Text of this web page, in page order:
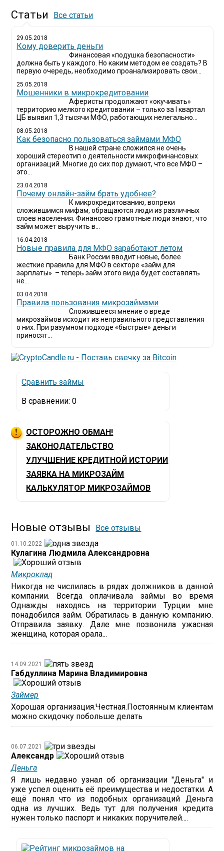
Статьи Все статьи
29.05.2018
Кому доверить деньги
Финансовая «подушка безопасности»
должна быть у каждого. Но каким методом ее создать? В
первую очередь, необходимо проанализировать свои...
25.05.2018
Мошенники в микрокредитовании
Аферисты продолжают «окучивать»
территорию мелкого кредитовании – только за I квартал
ЦБ выявил 1,3 тысячи МФО, работающих нелегально...
08.05.2018
Как безопасно пользоваться займами МФО
В нашей стране сложился не очень
хороший стереотип о деятельности микрофинансовых
организаций. Многие до сих пор думают, что все МФО –
это...
23.04.2018
Почему онлайн-займ брать удобнее?
К микрокредитованию, вопреки
сложившимся мифам, обращаются люди из различных
слоев населения. Финансово грамотные люди знают, что
займ может выручить в...
16.04.2018
Новые правила для МФО заработают летом
Банк России вводит новые, более
жесткие правила для МФО в секторе «займ для
зарплаты» – теперь займ этого вида будет составлять
не...
03.04.2018
​Правила пользования микрозаймами
Сложившееся мнение о вреде
микрозаймов исходит из неправильного представления
о них. При разумном подходе «быстрые» деньги
приносят...
Сравнить займы
В сравнении:0
ОСТОРОЖНО ОБМАН!
ЗАКОНОДАТЕЛЬСТВО
УЛУЧШЕНИЕ КРЕДИТНОЙ ИСТОРИИ
ЗАЯВКА НА МИКРОЗАЙМ
КАЛЬКУЛЯТОР МИКРОЗАЙМОВ
Новые отзывы Все отзывы
01.10.2022
Кулагина Людмила Александровна
Микроклад
Никогда не числилась в рядах должников в данной
компании. Всегда оплачивала займы во время
Однажды находясь на территории Турции мне
понадобился займ. Обратилась в данную компанию.
Отправила заявку. Дале мне позвонила ужасная
женщина, которая орала...
14.09.2021
Габдуллина Марина Владимировна
Займер
Хорошая организация.Честная.Постоянным клиентам
можно скидочку побольше делать
06.07.2021
Александр
Деньга
Я лишь недавно узнал об организации "Деньга" и
уже успел оценить её преимущества и недостатки. А
ещё понял что из подобных организаций Деньга
одна из лучших. Ведь тут для получения кредита
нужен только паспорт и никаких поручителей....